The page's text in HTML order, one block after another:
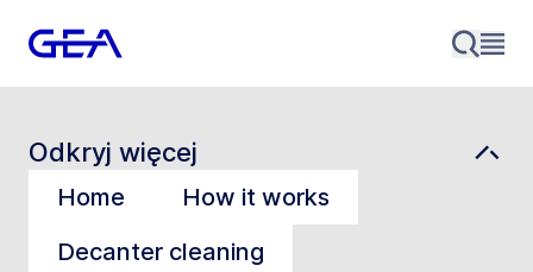
Odkryj więcej
Home
How it works
Decanter cleaning